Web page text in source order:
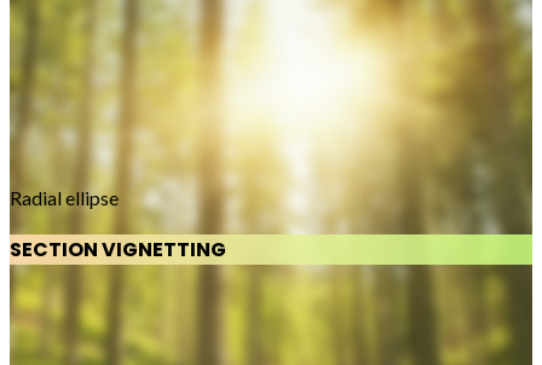
Radial ellipse
SECTION VIGNETTING